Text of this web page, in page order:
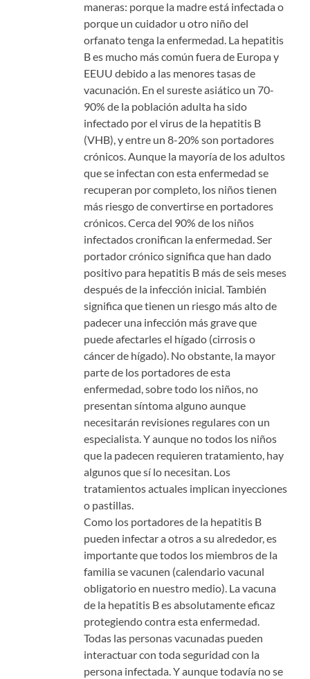
maneras: porque la madre está infectada o
porque un cuidador u otro niño del
orfanato tenga la enfermedad. La hepatitis
B es mucho más común fuera de Europa y
EEUU debido a las menores tasas de
vacunación. En el sureste asiático un 70-
90% de la población adulta ha sido
infectado por el virus de la hepatitis B
(VHB), y entre un 8-20% son portadores
crónicos.Aunque la mayoría de los adultos
que se infectan con esta enfermedad se
recuperan por completo, los niños tienen
más riesgo de convertirse en portadores
crónicos. Cerca del 90% de los niños
infectados cronifican la enfermedad. Ser
portador crónico significa que han dado
positivo para hepatitis B más de seis meses
después de la infección inicial. También
significa que tienen un riesgo más alto de
padecer una infección más grave que
puede afectarles el hígado (cirrosis o
cáncer de hígado). No obstante, la mayor
parte de los portadores de esta
enfermedad, sobre todo los niños, no
presentan síntoma alguno aunque
necesitarán revisiones regulares con un
especialista. Y aunque no todos los niños
que la padecen requieren tratamiento, hay
algunos que sí lo necesitan. Los
tratamientos actuales implican inyecciones
o pastillas.
Como los portadores de la hepatitis B
pueden infectar a otros a su alrededor, es
importante que todos los miembros de la
familia se vacunen (calendario vacunal
obligatorio en nuestro medio). La vacuna
de la hepatitis B es absolutamente eficaz
protegiendo contra esta enfermedad.
Todas las personas vacunadas pueden
interactuar con toda seguridad con la
persona infectada.Y aunque todavía no se